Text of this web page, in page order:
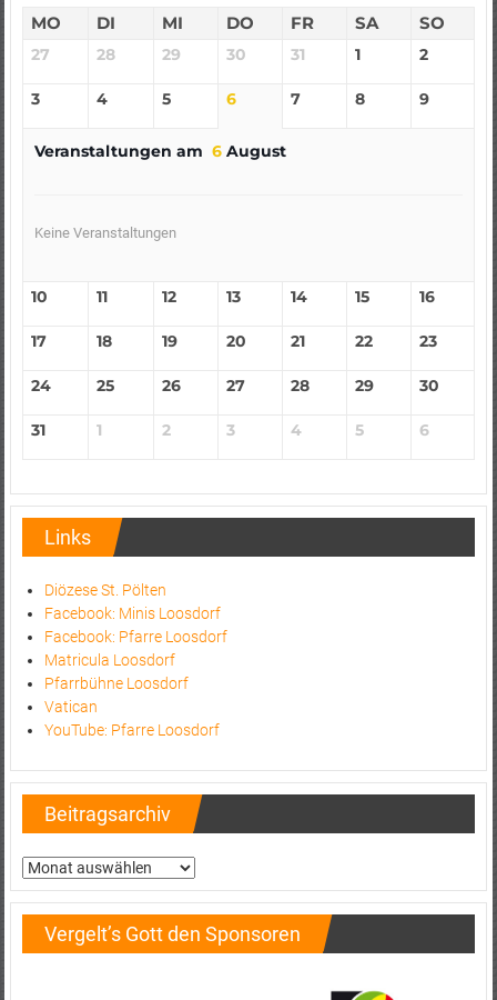
MO DI MI DO FR SA SO
27 28 29 30 31 1 2
3 4 5 6 7 8 9
Veranstaltungen am 6August
Keine Veranstaltungen
10 11 12 13 14 15 16
17 18 19 20 21 22 23
24 25 26 27 28 29 30
31 1 2 3 4 5 6
Links
Diözese St. Pölten
Facebook: Minis Loosdorf
Facebook: Pfarre Loosdorf
Matricula Loosdorf
Pfarrbühne Loosdorf
Vatican
YouTube: Pfarre Loosdorf
Beitragsarchiv
Beitragsarchiv
Vergelt’s Gott den Sponsoren